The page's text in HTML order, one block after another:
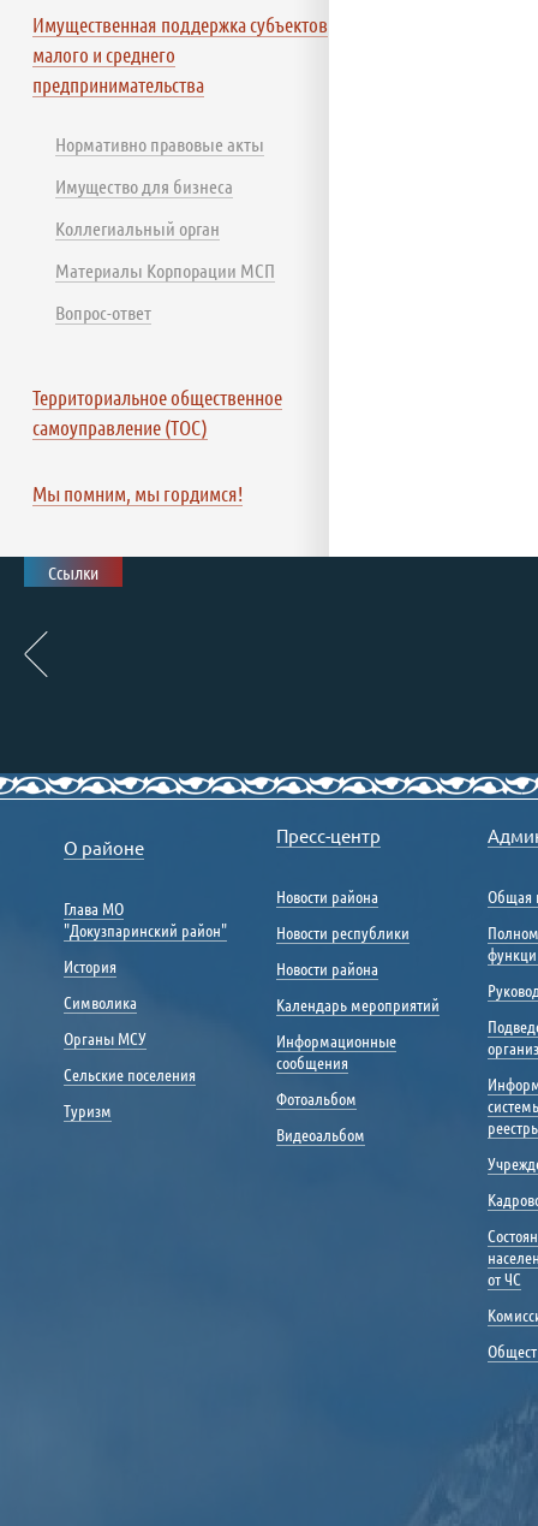
Имущественная поддержка субъектов
малого и среднего
предпринимательства
Нормативно правовые акты
Имущество для бизнеса
Коллегиальный орган
Материалы Корпорации МСП
Вопрос-ответ
Территориальное общественное
самоуправление (ТОС)
Мы помним, мы гордимся!
Ссылки
О районе
Глава МО
"Докузпаринский район"
История
Символика
Органы МСУ
Сельские поселения
Туризм
Пресс-центр
Новости района
Новости республики
Новости района
Календарь мероприятий
Информационные
сообщения
Фотоальбом
Видеоальбом
Общая
от ЧС